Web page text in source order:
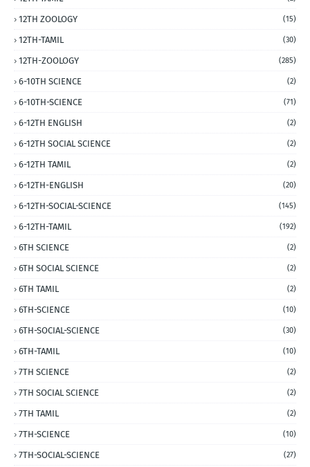
12TH ZOOLOGY (15)
12TH-TAMIL (30)
12TH-ZOOLOGY (285)
6-10TH SCIENCE (2)
6-10TH-SCIENCE (71)
6-12TH ENGLISH (2)
6-12TH SOCIAL SCIENCE (2)
6-12TH TAMIL (2)
6-12TH-ENGLISH (20)
6-12TH-SOCIAL-SCIENCE (145)
6-12TH-TAMIL (192)
6TH SCIENCE (2)
6TH SOCIAL SCIENCE (2)
6TH TAMIL (2)
6TH-SCIENCE (10)
6TH-SOCIAL-SCIENCE (30)
6TH-TAMIL (10)
7TH SCIENCE (2)
7TH SOCIAL SCIENCE (2)
7TH TAMIL (2)
7TH-SCIENCE (10)
7TH-SOCIAL-SCIENCE (27)